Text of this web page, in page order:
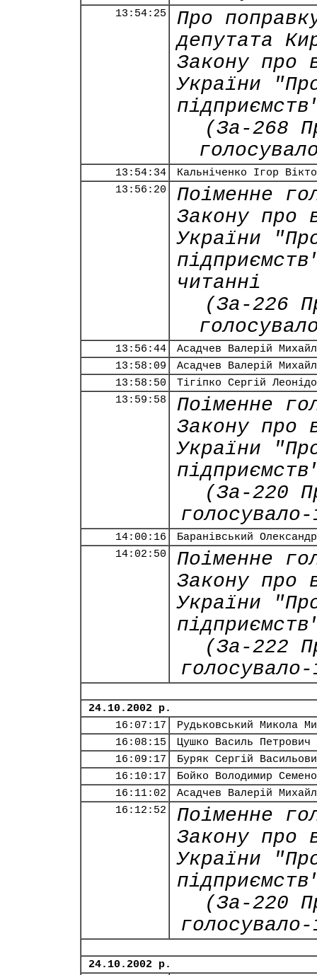
13:54:25
Про
депутата
Закону про
України
(За-268
13:54:34
Кальніченко Ігор
13:56:20
Поіменне
Закону про
України
читанні
(За-226
13:56:44
Асадчев Валерій
13:58:09
Асадчев Валерій
13:58:50
Тігіпко Сергій
13:59:58
Поіменне
Закону про
України
(За-220
14:00:16
Баранівський
14:02:50
Поіменне
Закону про
України
(За-222
24.10.2002 р.
16:07:17
Рудьковський Микола
16:08:15
Цушко Василь Петрович
16:09:17
Буряк Сергій
16:10:17
Бойко Володимир
16:11:02
Асадчев Валерій
16:12:52
Поіменне
Закону про
України
(За-220
24.10.2002 р.